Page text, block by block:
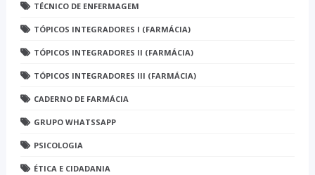
TÉCNICO DE ENFERMAGEM
TÓPICOS INTEGRADORES I (FARMÁCIA)
TÓPICOS INTEGRADORES II (FARMÁCIA)
TÓPICOS INTEGRADORES III (FARMÁCIA)
CADERNO DE FARMÁCIA
GRUPO WHATSSAPP
PSICOLOGIA
ÉTICA E CIDADANIA